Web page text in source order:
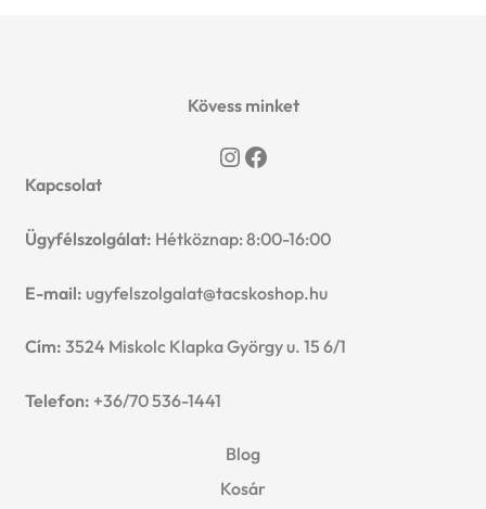
Kövess minket
Instagram
Facebook
Kapcsolat
Ügyfélszolgálat: Hétköznap: 8:00-16:00
E-mail: ugyfelszolgalat@tacskoshop.hu
Cím: 3524 Miskolc Klapka György u. 15 6/1
Telefon: +36/70 536-1441
Blog
Kosár